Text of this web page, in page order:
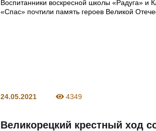
Воспитанники воскресной школы «Радуга» и
«Спас» почтили память героев Великой
24.05.2021 4349
Великорецкий крестный ход